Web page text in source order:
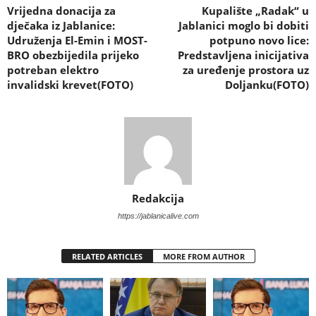
Vrijedna donacija za
dječaka iz Jablanice:
Udruženja El-Emin i MOST-
BRO obezbijedila prijeko
potreban elektro
invalidski krevet(FOTO)
Kupalište „Radak“ u
Jablanici moglo bi dobiti
potpuno novo lice:
Predstavljena inicijativa
za uređenje prostora uz
Doljanku(FOTO)
Redakcija
https://jablanicalive.com
RELATED ARTICLES MORE FROM AUTHOR